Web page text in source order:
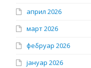
април 2026
март 2026
фебруар 2026
јануар 2026